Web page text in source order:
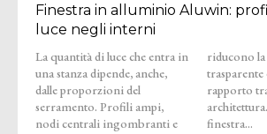
Finestra in alluminio Aluwin:
luce negli interni
La quantità di luce che entra in
una stanza dipende, anche,
dalle proporzioni del
serramento. Profili ampi,
nodi centrali ingombranti e
riducono la superficie
trasparente e appesantiscono il
rapporto tra finestra e
architettura. La nuova
finestra...